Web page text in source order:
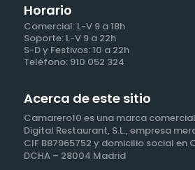
Horario
Comercial: L-V 9 a 18h
Soporte: L-V 9 a 22h
S-D y Festivos: 10 a 22h
Teléfono: 910 052 324
Acerca de este sitio
Camarero10 es una marca
Digital Restaurant, S.L., empresa
CIF B87965752 y domicilio social en
DCHA – 28004 Madrid